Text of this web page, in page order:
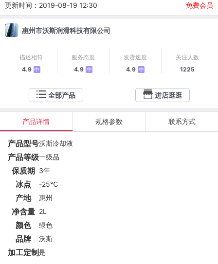
更新时间：2019-08-19 12:30 免费会员
惠州市沃斯润滑科技有限公司
描述相符
4.9 中
服务态度
4.9 中
发货速度
4.9 中
关注人数
1225
全部产品 进店逛逛
产品详情 规格参数 联系方式
产品型号沃斯冷却液
产品等级一级品
保质期 3年
冰点 -25℃
产地 惠州
净含量 2L
颜色 绿色
品牌 沃斯
加工定制是